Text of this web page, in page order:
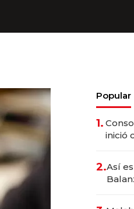
Popular
1.
inició
2.Así